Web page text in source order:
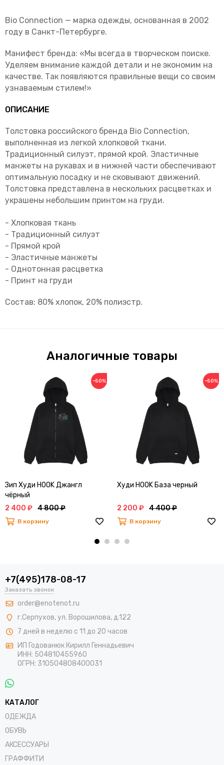
Bio Connection — марка одежды, основанная в 2002
году в Санкт-Петербурге.
Манифест бренда: «Мы всегда в творческом поиске.
Уделяем внимание каждой детали и не экономим на
качестве. Так появляются правильные вещи со своим
узнаваемым стилем!»
ОПИСАНИЕ
Толстовка российского бренда Bio Connection,
выполненная из легкой хлопковой ткани.
Традиционный силуэт, прямой крой. Эластичные
манжеты на рукавах и в нижней части обеспечивают
оптимальную посадку и не сковывают движений.
Толстовка представлена в нескольких расцветках и
украшены небольшим принтом на груди.
- Хлопковая ткань
- Традиционный силуэт
- Прямой крой
- Эластичные манжеты
- Однотонная расцветка
- Принт на груди
Состав: 80% хлопок, 20% полиэстр.
Аналогичные товары
−50%
Зип Худи HOOK Джангл
чёрный
2 400 ₽ 4 800 ₽
В корзину
−50%
Худи HOOK База черный
2 200 ₽ 4 400 ₽
В корзину
+7(495)178-08-17
Заказать звонок
order@enotenot.ru
г.Серпухов, ул. Ворошилова, д.122
7 дней в неделю с 11 до 20 часов
ИП Годованюк Кирилл Геннадьевич
ИНН: 504810455960
ОГРН: 310504808400031
КАТАЛОГ
ОДЕЖДА
ОБУВЬ
АКСЕССУАРЫ
ГРАФФИТИ